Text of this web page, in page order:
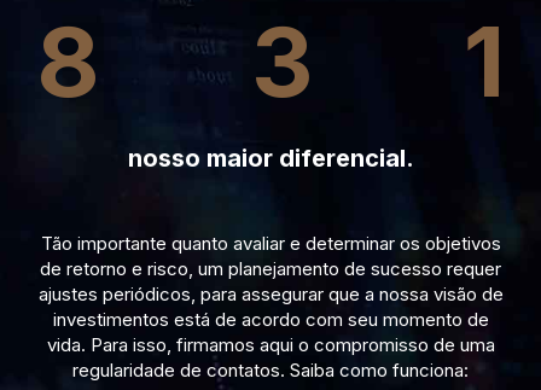
8 3 1
nosso maior diferencial.
Tão importante quanto avaliar e determinar os objetivos
de retorno e risco, um planejamento de sucesso requer
ajustes periódicos, para assegurar que a nossa visão de
investimentos está de acordo com seu momento de
vida. Para isso, firmamos aqui o compromisso de uma
regularidade de contatos. Saiba como funciona: